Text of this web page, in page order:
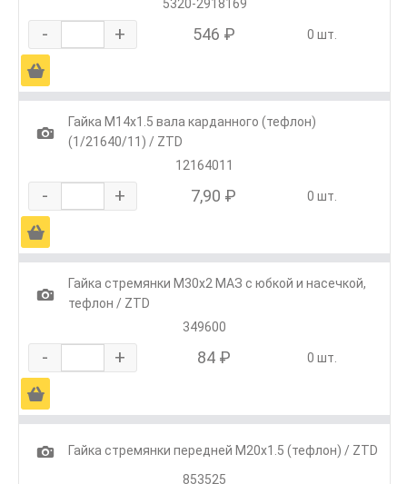
5320-2918169
- + 546 ₽ 0 шт.
Ä
1
Гайка М14х1.5 вала карданного (тефлон)
(1/21640/11) / ZTD
12164011
- + 7,90 ₽ 0 шт.
Ä
1
Гайка стремянки М30х2 МАЗ с юбкой и насечкой,
тефлон / ZTD
349600
- + 84 ₽ 0 шт.
Ä
1
Гайка стремянки передней М20х1.5 (тефлон) / ZTD
853525